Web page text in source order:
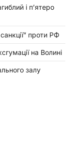
і п’ятеро
проти РФ
на Волині
залу